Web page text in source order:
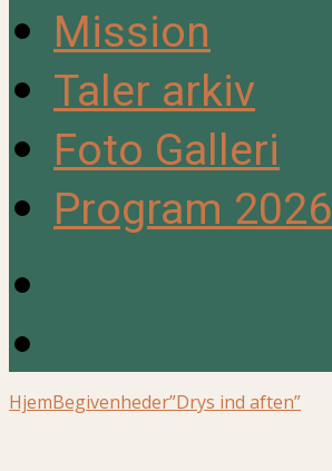
Mission
Taler arkiv
Foto Galleri
Program 2026
HjemBegivenheder”Drys ind aften”